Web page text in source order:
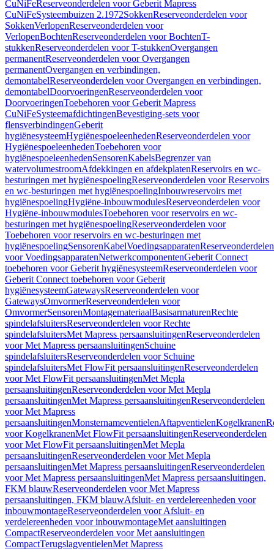
CuNiFeReserveonderdelen voor Geberit Mapress
CuNiFeSysteembuizen 2.1972SokkenReserveonderdelen voor
SokkenVerlopenReserveonderdelen voor
VerlopenBochtenReserveonderdelen voor BochtenT-
stukkenReserveonderdelen voor T-stukkenOvergangen
permanentReserveonderdelen voor Overgangen
permanentOvergangen en verbindingen,
demontabelReserveonderdelen voor Overgangen en verbindingen,
demontabelDoorvoeringenReserveonderdelen voor
DoorvoeringenToebehoren voor Geberit Mapress
CuNiFeSysteemafdichtingenBevestiging-sets voor
flensverbindingenGeberit
hygiënesysteemHygiënespoeleenhedenReserveonderdelen voor
HygiënespoeleenhedenToebehoren voor
hygiënespoeleenhedenSensorenKabelsBegrenzer van
watervolumestroomAfdekkingen en afdekplatenReservoirs en wc-
besturingen met hygiënespoelingReserveonderdelen voor Reservoirs
en wc-besturingen met hygiënespoelingInbouwreservoirs met
hygiënespoelingHygiëne-inbouwmodulesReserveonderdelen voor
Hygiëne-inbouwmodulesToebehoren voor reservoirs en wc-
besturingen met hygiënespoelingReserveonderdelen voor
Toebehoren voor reservoirs en wc-besturingen met
hygiënespoelingSensorenKabelVoedingsapparatenReserveonderdelen
voor VoedingsapparatenNetwerkcomponentenGeberit Connect
toebehoren voor Geberit hygiënesysteemReserveonderdelen voor
Geberit Connect toebehoren voor Geberit
hygiënesysteemGatewaysReserveonderdelen voor
GatewaysOmvormerReserveonderdelen voor
OmvormerSensorenMontagemateriaalBasisarmaturenRechte
spindelafsluitersReserveonderdelen voor Rechte
spindelafsluitersMet Mapress persaansluitingenReserveonderdelen
voor Met Mapress persaansluitingenSchuine
spindelafsluitersReserveonderdelen voor Schuine
spindelafsluitersMet FlowFit persaansluitingenReserveonderdelen
voor Met FlowFit persaansluitingenMet Mepla
persaansluitingenReserveonderdelen voor Met Mepla
persaansluitingenMet Mapress persaansluitingenReserveonderdelen
voor Met Mapress
persaansluitingenMonsternameventielenAftapventielenKogelkranen
voor KogelkranenMet FlowFit persaansluitingenReserveonderdelen
voor Met FlowFit persaansluitingenMet Mepla
persaansluitingenReserveonderdelen voor Met Mepla
persaansluitingenMet Mapress persaansluitingenReserveonderdelen
voor Met Mapress persaansluitingenMet Mapress persaansluitingen,
FKM blauwReserveonderdelen voor Met Mapress
persaansluitingen, FKM blauwAfsluit- en verdelereenheden voor
inbouwmontageReserveonderdelen voor Afsluit- en
verdelereenheden voor inbouwmontageMet aansluitingen
CompactReserveonderdelen voor Met aansluitingen
CompactTerugslagventielenMet Mapress